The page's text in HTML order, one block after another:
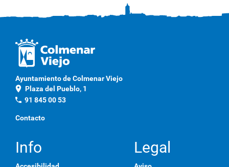
Ayuntamiento de Colmenar Viejo
location_on Plaza del Pueblo, 1
phone 91 845 00 53
Contacto
Info Legal